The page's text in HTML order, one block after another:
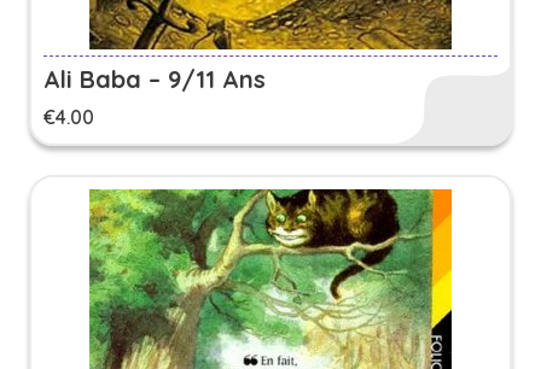
Ali Baba – 9/11 Ans
€4.00